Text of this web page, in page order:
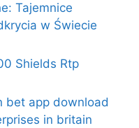
Tajemnice
w Świecie
Shields Rtp
bet app download
in britain